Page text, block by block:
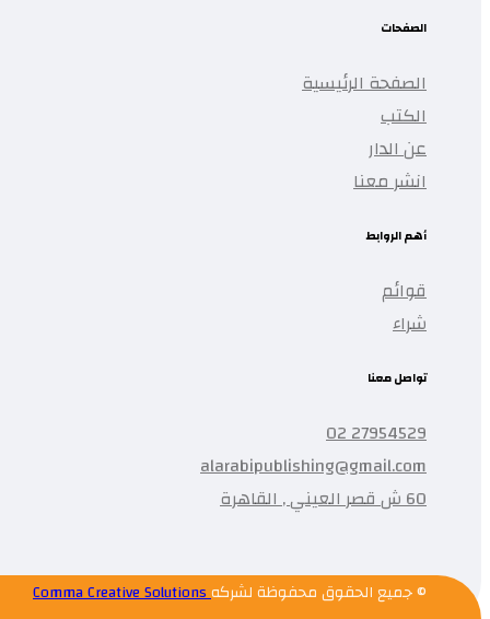
الصفحات
الصفحة الرئيسية
الكتب
عن الدار
انشر معنا
أهم الروابط
قوائم
شراء
تواصل معنا
27954529 02
alarabipublishing@gmail.com
60 ش قصر العيني , القاهرة
© جميع الحقوق محفوظة لشركهComma Creative Solutions